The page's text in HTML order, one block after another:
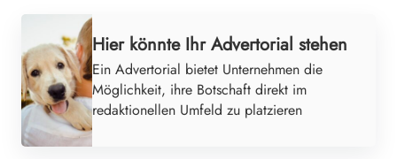
Hier könnte Ihr Advertorial stehen
Ein Advertorial bietet Unternehmen die
Möglichkeit, ihre Botschaft direkt im
redaktionellen Umfeld zu platzieren